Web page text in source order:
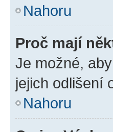
Nahoru
Proč mají
Je možné,
jejich odlišení
Nahoru